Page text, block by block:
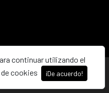
continuar utilizando el
cookies
¡De acuerdo!
ABC · Castilla-La Mancha ·